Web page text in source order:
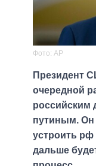
Фото: AP
Президент
очередной
российским
путиным. Он
устроить рф
дальше